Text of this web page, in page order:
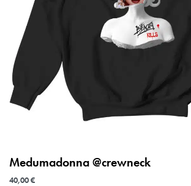
Medumadonna @crewneck
40,00€